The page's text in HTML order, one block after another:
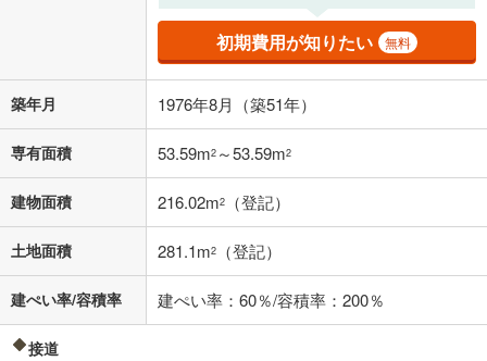
初期費用が知りたい 無料
築年月 1976年8月（築51年）
専有面積 53.59m2 ～53.59m2
建物面積 216.02m2 （登記）
土地面積 281.1m2 （登記）
建ぺい率/容積率 建ぺい率：60％/容積率：200％
接道